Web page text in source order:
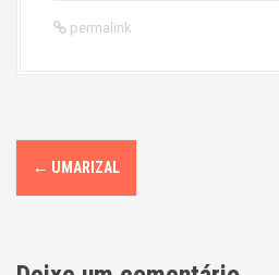
permalink
P
o
← UMARIZAL